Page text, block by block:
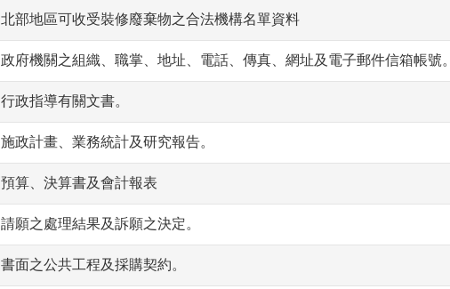
北部地區可收受裝修廢棄物之合法機構名單資料
政府機關之組織、職掌、地址、電話、傳真、網址及電子郵件信箱帳號。
行政指導有關文書。
施政計畫、業務統計及研究報告。
預算、決算書及會計報表
請願之處理結果及訴願之決定。
書面之公共工程及採購契約。